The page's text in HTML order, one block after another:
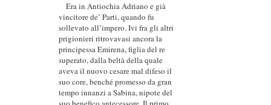
Era in Antiochia Adriano e già
vincitore de’ Parti, quando fu
sollevato all’impero. Ivi fra gli altri
prigionieri ritrovavasi ancora la
principessa Emirena, figlia del re
superato, dalla beltà della quale
aveva il nuovo cesare mal difeso il
suo core, benché promesso da gran
tempo innanzi a Sabina, nipote del